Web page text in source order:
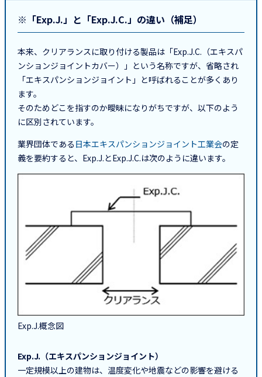
※「Exp.J.」と「Exp.J.C.」の違い（補足）
本来、クリアランスに取り付ける製品は「Exp.J.C.（エキスパ
ンションジョイントカバー）」という名称ですが、省略され
「エキスパンションジョイント」と呼ばれることが多くあり
ます。
そのためどこを指すのか曖昧になりがちですが、以下のよう
に区別されています。
業界団体である 日本エキスパンションジョイント工業会の定
義を要約すると、Exp.J.とExp.J.C.は次のように違います。
Exp.J.（エキスパンションジョイント）
一定規模以上の建物は、温度変化や地震などの影響を避ける
Exp.J.概念図